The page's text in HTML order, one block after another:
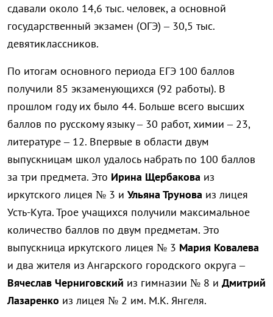
сдавали около 14,6 тыс. человек, а основной
государственный экзамен (ОГЭ) – 30,5 тыс.
девятиклассников.
По итогам основного периода ЕГЭ 100 баллов
получили 85 экзаменующихся (92 работы). В
прошлом году их было 44. Больше всего высших
баллов по русскому языку – 30 работ, химии – 23,
литературе – 12. Впервые в области двум
выпускницам школ удалось набрать по 100 баллов
за три предмета. Это Ирина Щербакова из
иркутского лицея № 3 и Ульяна Трунова из лицея
Усть-Кута. Трое учащихся получили максимальное
количество баллов по двум предметам. Это
выпускница иркутского лицея № 3 Мария Ковалева
и два жителя из Ангарского городского округа –
Вячеслав Черниговский из гимназии № 8 и Дмитрий
Лазаренко из лицея № 2 им. М.К. Янгеля.